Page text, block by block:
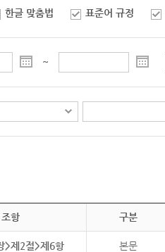
한글 맞춤법 표준어 규정
~
조항 구분
>제2절>제6항 본문